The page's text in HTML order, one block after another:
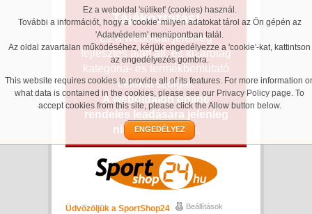
Ez a weboldal 'sütiket' (cookies) használ.
További a információt, hogy a 'cookie' milyen adatokat tárol az Ön gépén az
'Adatvédelem' menüpontban talál.
Az oldal zavartalan működéséhez, kérjük engedélyezze a 'cookie'-kat, kattintson
az engedélyezés gombra.
This website requires cookies to provide all of its features. For more information
what data is contained in the cookies, please see our Privacy Policy page. To
accept cookies from this site, please click the Allow button below.
ENGEDÉLYEZ
Tájékoztatás!
Ez a weboldal jelenleg
fejlesztés alatt áll, és kizárólag
kategória- és termékbemutató
célokat szolgál.
A weboldalon online
rendelés leadására jelenleg
nincs lehetőség.
Üdvözöljük a SportShop24
Beállítások